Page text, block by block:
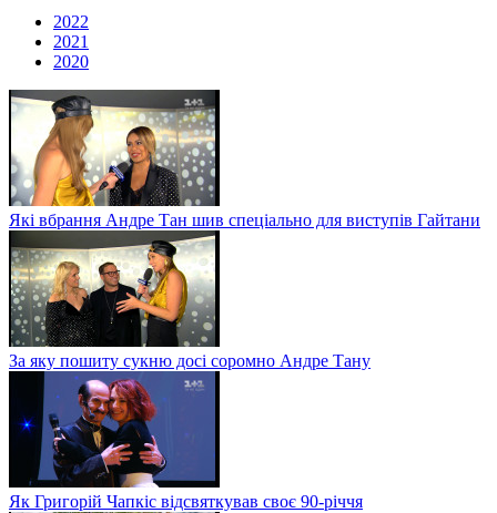
2022
2021
2020
Які вбрання Андре Тан шив спеціально для виступів Гайтани
За яку пошиту сукню досі соромно Андре Тану
Як Григорій Чапкіс відсвяткував своє 90-річчя